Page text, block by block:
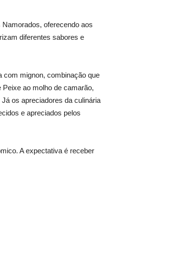
oferecendo aos
diferentes sabores e
com mignon, combinação que
ao molho de camarão,
os apreciadores da culinária
e apreciados pelos
A expectativa é receber